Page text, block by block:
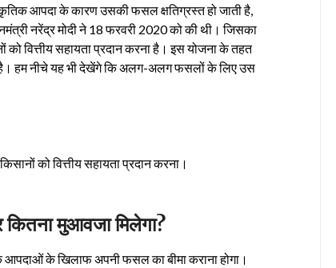
आपदा के कारण उसकी फसल क्षतिग्रस्त हो जाती है,
नरेंद्र मोदी ने 18 फरवरी 2020 को की थी। जिसका
वित्तीय सहायता प्रदान करना है। इस योजना के तहत
हम नीचे यह भी देखेंगे कि अलग-अलग फसलों के लिए उस
को वित्तीय सहायता प्रदान करना।
मुआवजामिलेगा?
के खिलाफ अपनी फसल का बीमा कराना होगा।